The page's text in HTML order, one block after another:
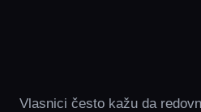
Vlasnici često kažu da